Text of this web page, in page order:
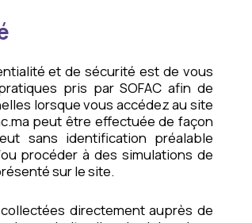
et de sécurité est de vous
pris par SOFAC afin de
lorsque vous accédez au site
peut être effectuée de façon
sans identification préalable
procéder à des simulations de
sur le site.
directement auprès de